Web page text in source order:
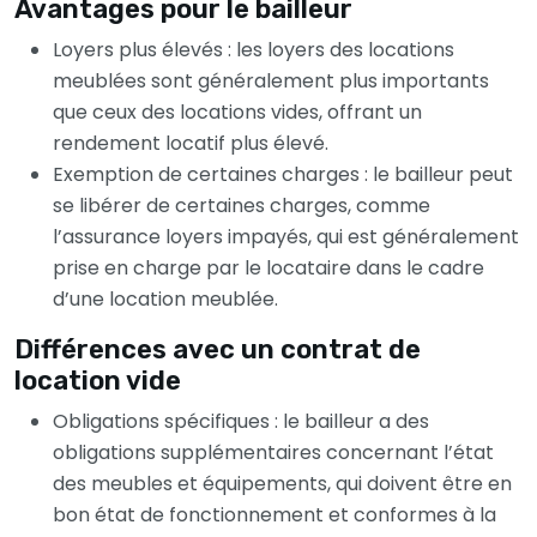
Avantages pour le bailleur
Loyers plus élevés : les loyers des locations
meublées sont généralement plus importants
que ceux des locations vides, offrant un
rendement locatif plus élevé.
Exemption de certaines charges : le bailleur peut
se libérer de certaines charges, comme
l’assurance loyers impayés, qui est généralement
prise en charge par le locataire dans le cadre
d’une location meublée.
Différences avec un contrat de
location vide
Obligations spécifiques : le bailleur a des
obligations supplémentaires concernant l’état
des meubles et équipements, qui doivent être en
bon état de fonctionnement et conformes à la